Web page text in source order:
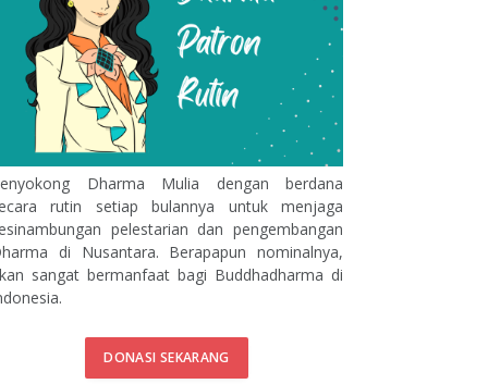
Dharma Mulia dengan berdana
rutin setiap bulannya untuk menjaga
pelestarian dan pengembangan
di Nusantara. Berapapun nominalnya,
sangat bermanfaat bagi Buddhadharma di
DONASI SEKARANG